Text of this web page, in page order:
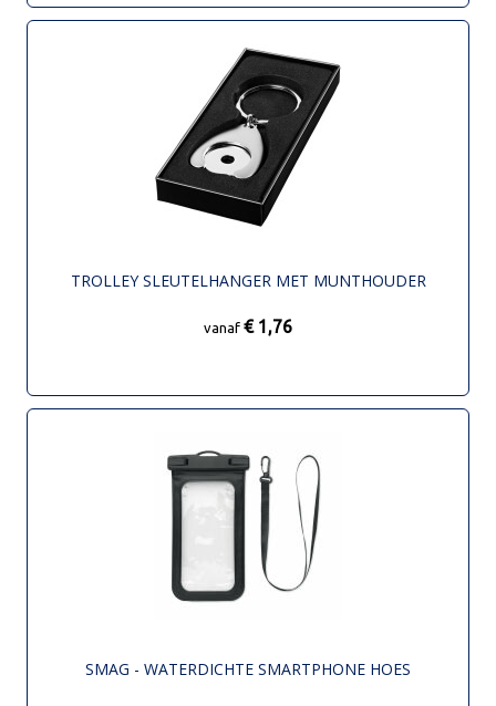
TROLLEY SLEUTELHANGER MET MUNTHOUDER
vanaf € 1,76
SMAG - WATERDICHTE SMARTPHONE HOES